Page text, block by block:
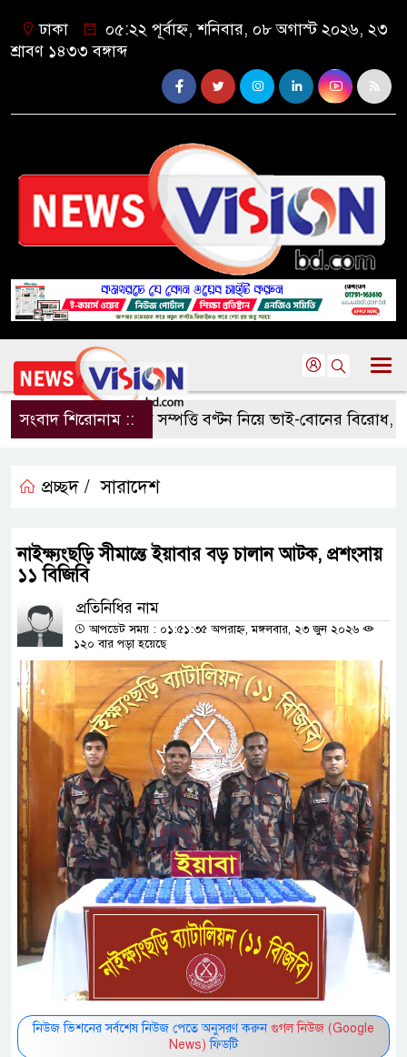
ঢাকা
০৫:২২ পূর্বাহ্ন, শনিবার, ০৮ অগাস্ট ২০২৬, ২৩
শ্রাবণ ১৪৩৩ বঙ্গাব্দ
সংবাদ শিরোনাম ::পৈতৃক সম্পত্তি বণ্টন নিয়ে ভাই-বোনের বিরোধ,
প্রচ্ছদ / সারাদেশ
নাইক্ষ্যংছড়ি সীমান্তে ইয়াবার বড় চালান আটক, প্রশংসায়
১১ বিজিবি
প্রতিনিধির নাম
আপডেট সময় : ০১:৫১:৩৫ অপরাহ্ন, মঙ্গলবার, ২৩ জুন ২০২৬
১২০ বার পড়া হয়েছে
নিউজ ভিশনের সর্বশেষ নিউজ পেতে অনুসরণ করুন গুগল নিউজ (Google
News) ফিডটি